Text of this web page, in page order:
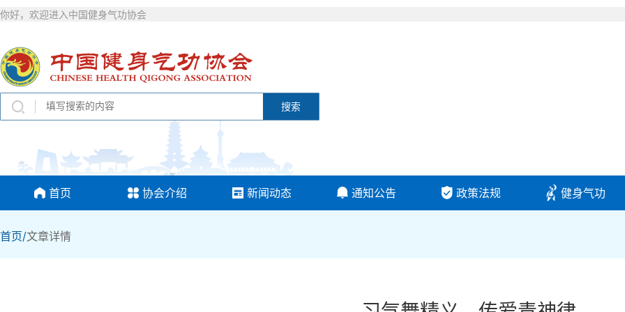
你好，欢迎进入中国健身气功协会
搜索
首页 协会介绍 新闻动态 通知公告 政策法规 健身气功
首页/文章详情